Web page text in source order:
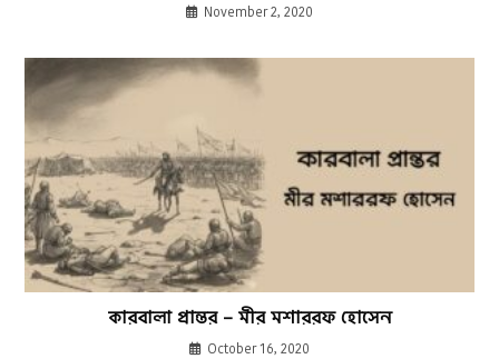
November 2, 2020
কারবালা প্রান্তর – মীর মশাররফ হোসেন
October 16, 2020